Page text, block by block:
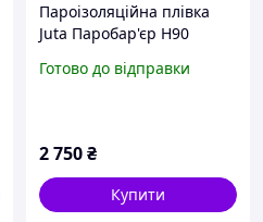
Пароізоляційна плівка
Juta Паробар'єр H90
Готово до відправки
2 750₴
Купити